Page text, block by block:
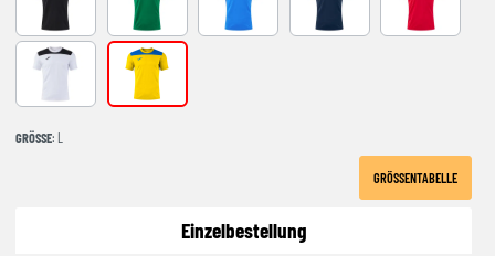
BLACK-WHITE GREEEN-BLACK ROYAL-NAVY NAVY-RED RED-BLACK
YELLOW-ROYAL
GRÖSSE : L
GRÖSSENTABELLE
Einzelbestellung